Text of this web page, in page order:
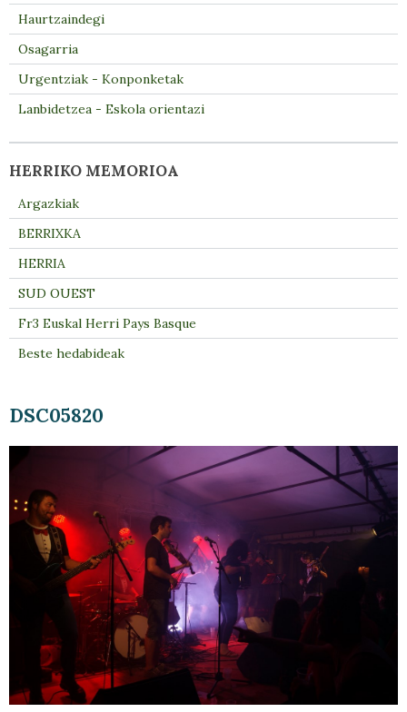
DSC05820
Haurtzaindegi
Osagarria
Urgentziak - Konponketak
Lanbidetzea - Eskola orientazi
HERRIKO MEMORIOA
Argazkiak
BERRIXKA
HERRIA
SUD OUEST
Fr3 Euskal Herri Pays Basque
Beste hedabideak